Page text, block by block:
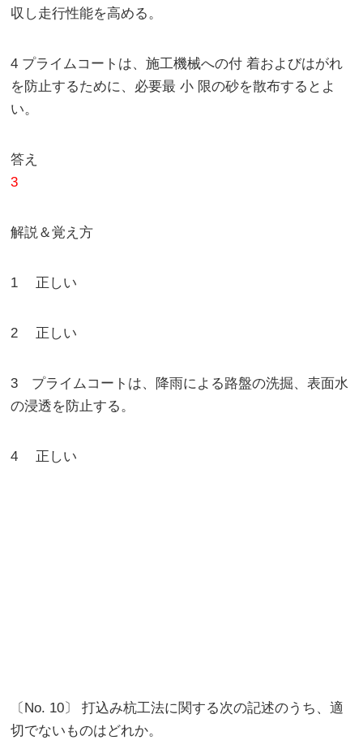
収し走行性能を高める。
4 プライムコートは、施工機械への付 着およびはがれ
を防止するために、必要最 小 限の砂を散布するとよ
い。
答え
3
解説＆覚え方
1 正しい
2 正しい
3 プライムコートは、降雨による路盤の洗掘、表面水
の浸透を防止する。
4 正しい
〔No. 10〕 打込み杭工法に関する次の記述のうち、適
切でないものはどれか。